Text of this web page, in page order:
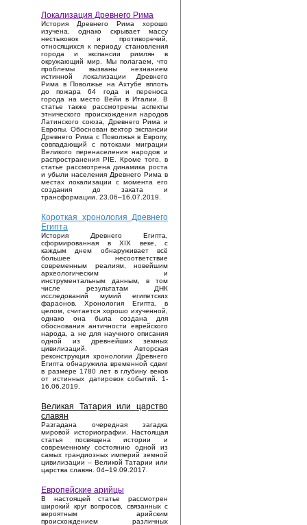
Локализация Древнего Рима
История Древнего Рима хорошо
изучена, однако скрывает массу
нестыковок и противоречий,
относящихся к периоду становления
города и экспансии римлян в
окружающий мир. Мы полагаем, что
проблемы вызваны незнанием
истинной локализации Древнего
Рима в Поволжье на Ахтубе вплоть
до пожара 64 года и переноса
города на место Вейи в Италии. В
статье также рассмотрены аспекты
этнического происхождения народов
Латинского союза, Древнего Рима и
Европы. Обоснован вектор экспансии
Древнего Рима с Поволжья в Европу,
совпадающий с потоками миграции
Великого перенаселения народов и
распространения PIE. Кроме того, в
статье рассмотрена динамика роста
и убыли населения Древнего Рима в
местах локализации с момента его
создания до заката и
трансформации. 23.06–16.07.2019.
Короткая хронология Древнего
Египта
История Древнего Египта,
сформированная в XIX веке, с
каждым днем обнаруживает всё
большее несоответствие
современным реалиям, новейшим
археологическим и
инструментальным данным, в том
числе результатам ДНК
исследований мумий египетских
фараонов. Хронология Египта, в
целом, считается хорошо изученной,
однако она была создана для
обоснования античности еврейского
народа, а не для научного описания
одной из древнейших земных
цивилизаций. Авторская
реконструкция хронологии Древнего
Египта обнаружила временной сдвиг
в размере 1780 лет в глубину веков
от истинных датировок событий. 1-
16.06.2019.
Великая Татария или царство
славян
Разгадана очередная загадка
мировой историографии. Настоящая
статья посвящена истории и
современному состоянию одной из
самых грандиозных империй земной
цивилизации – Великой Татарии или
царства славян. 04–19.09.2017.
Европейские арийцы
В настоящей статье рассмотрен
широкий круг вопросов, связанных с
вероятным арийским
происхождением различных